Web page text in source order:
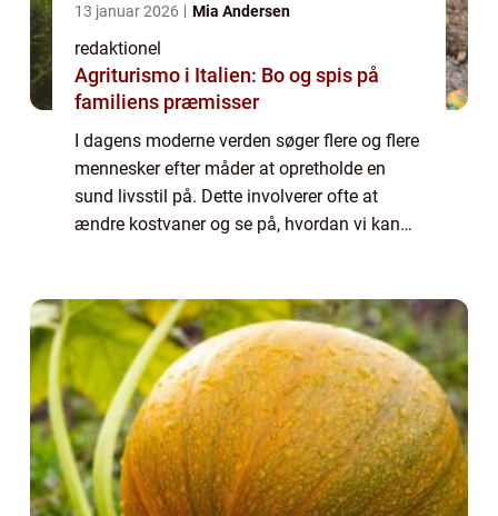
13 januar 2026 Mia Andersen
redaktionel
Agriturismo i Italien: Bo og spis på
familiens præmisser
I dagens moderne verden søger flere og flere
mennesker efter måder at opretholde en
sund livsstil på. Dette involverer ofte at
ændre kostvaner og se på, hvordan vi kan